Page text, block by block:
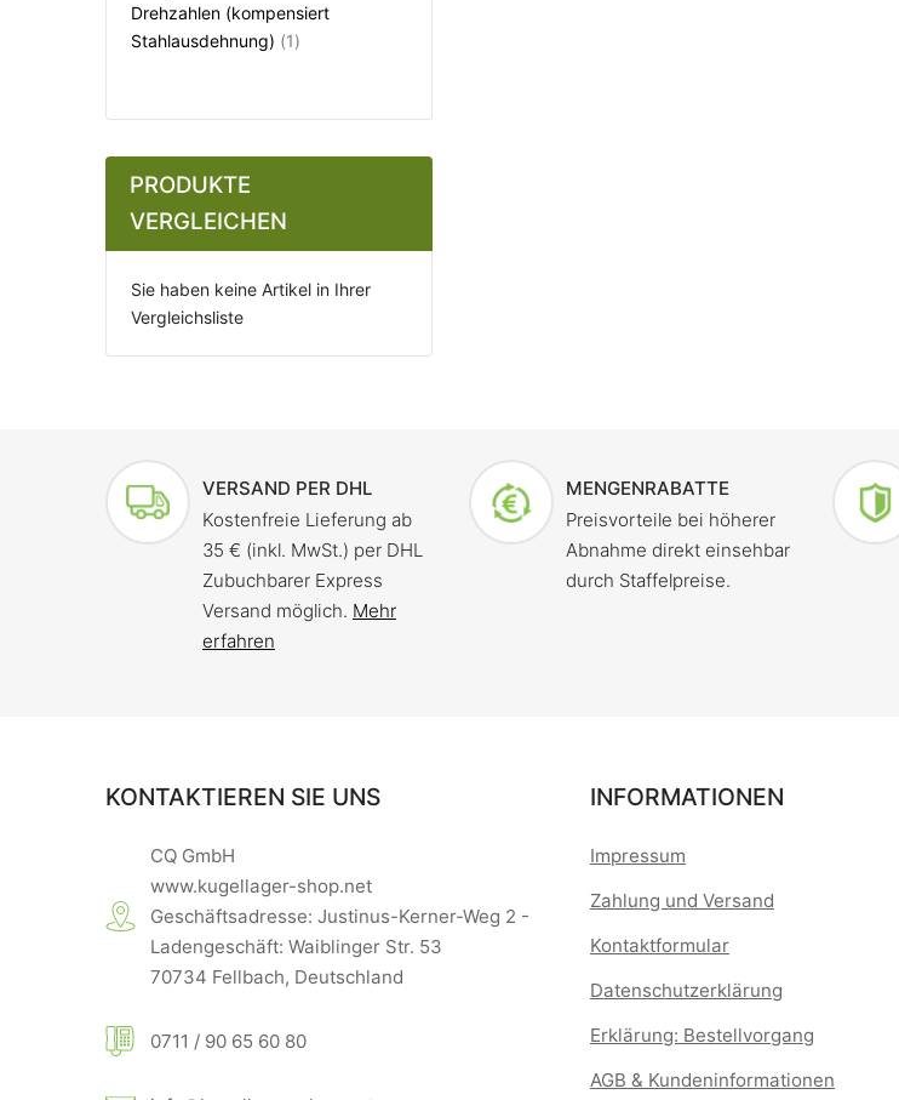
Drehzahlen (kompensiert
Stahlausdehnung)
1Artikel
PRODUKTE
VERGLEICHEN
Sie haben keine Artikel in Ihrer
Vergleichsliste
VERSAND PER DHL
Kostenfreie Lieferung ab
35 € (inkl. MwSt.) per DHL
Zubuchbarer Express
Versand möglich. Mehr
erfahren
MENGENRABATTE
Preisvorteile bei höherer
Abnahme direkt einsehbar
durch Staffelpreise.
KONTAKTIEREN SIE UNS
CQ GmbH
www.kugellager-shop.net
Geschäftsadresse: Justinus-Kerner-Weg 2 -
Ladengeschäft: Waiblinger Str. 53
70734 Fellbach, Deutschland
0711 / 90 65 60 80
INFORMATIONEN
Impressum
Zahlung und Versand
Kontaktformular
Datenschutzerklärung
Erklärung: Bestellvorgang
AGB & Kundeninformationen